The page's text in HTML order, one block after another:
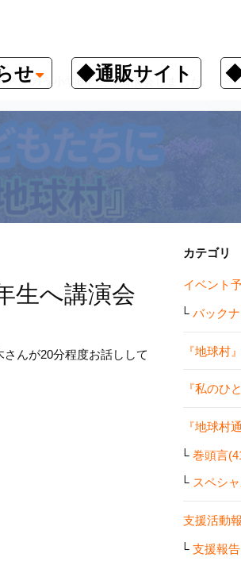
せ ◆通販サイト ◆
きのう小学6年生へ講演会しました
生へ講演会
んが20分程度お話しして
カテゴリ
イベント
バック
『地球村
『私のひ
『地球村
巻頭言
スペシ
支援活動
支援報